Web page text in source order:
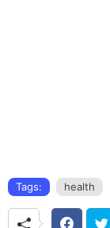
Tags: health